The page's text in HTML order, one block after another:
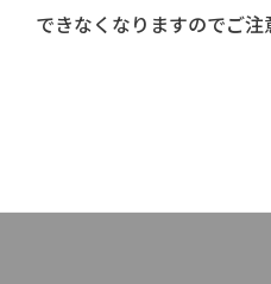
できなくなりますのでご注